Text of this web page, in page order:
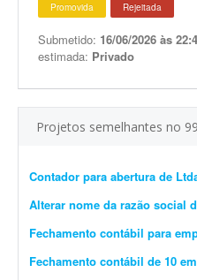
Promovida Rejeitada
Submetido: 16/06/2026 às
estimada: Privado
Projetos semelhantes no
Contador para abertura de
Alterar nome da razão social
Fechamento contábil para
Fechamento contábil de 10